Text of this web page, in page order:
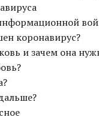
коронавирус?
и зачем она